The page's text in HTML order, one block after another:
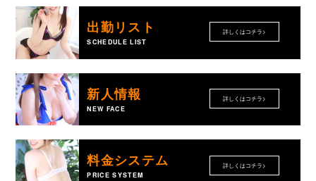
出勤リスト
SCHEDULE LIST
詳しくはコチラ>
新人情報
NEW FACE
詳しくはコチラ>
料金システム
PRICE SYSTEM
詳しくはコチラ>